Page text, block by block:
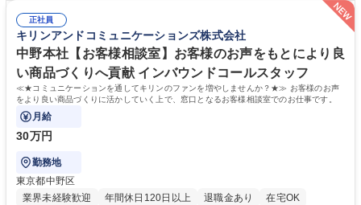
は部内のOJTを中心に、あなたの経験に合わせて不足している部分はいつ
でも質問・相談できる環境が整っているため、安心して成長できます。 募
集職種 【森ビルG】人事・総務◆賞与5ヶ月◆年休120日◆残業少なめ◆
リモート可
ます。定型業務に留まらず、社内規定や人事制度の改定など会社のコア業
務に挑戦できるため、自身の成長と組織への貢献度をダイレクトに実感で
きます。 残業少なめ、週1日リモート可など、ワークライフバランスを保
ち長期活躍できる環境です。 「これまでの幅広い経験を活かし、長期的な
キャリアを築きたい」という前向きな意欲と挑戦を全力で応援します。 学
歴・資格 学歴：大学院 大学 高専 短大 専修学校 高校 語学力： 資格：日商
簿記検定1級 日商簿記検定2級 日商簿記検定3級
正社員
キリンアンドコミュニケーションズ株式会社
中野本社【お客様相談室】お客様のお声をもとにより良
い商品づくりへ貢献 インバウンドコールスタッフ
≪★コミュニケーションを通してキリンのファンを増やしませんか？★≫ お客様のお声
をより良い商品づくりに活かしていく上で、窓口となるお客様相談室でのお仕事です。
月給
30万円
勤務地
東京都中野区
業界未経験歓迎
年間休日120日以上 退職金あり 在宅OK